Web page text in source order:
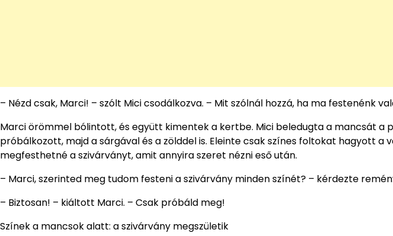
– Nézd csak, Marci! – szólt Mici csodálkozva. – Mit szólnál hozzá, ha ma festenénk
Marci örömmel bólintott, és együtt kimentek a kertbe. Mici beledugta a mancsát a
próbálkozott, majd a sárgával és a zölddel is. Eleinte csak színes foltokat hagyott a
megfesthetné a szivárványt, amit annyira szeret nézni eső után.
– Marci, szerinted meg tudom festeni a szivárvány minden színét? – kérdezte
– Biztosan! – kiáltott Marci. – Csak próbáld meg!
Színek a mancsok alatt: a szivárvány megszületik